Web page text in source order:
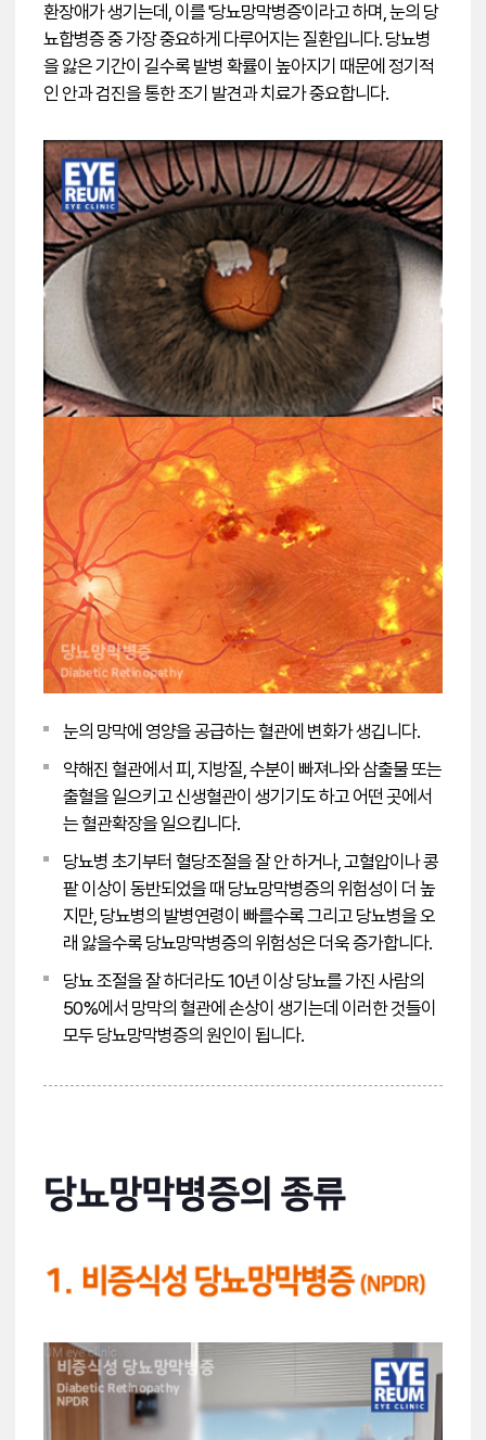
환장애가 생기는데, 이를 '당뇨망막병증'이라고 하며, 눈의 당
뇨합병증 중 가장 중요하게 다루어지는 질환입니다. 당뇨병
을 앓은 기간이 길수록 발병 확률이 높아지기 때문에 정기적
인 안과 검진을 통한 조기 발견과 치료가 중요합니다.
눈의 망막에 영양을 공급하는 혈관에 변화가 생깁니다.
약해진 혈관에서 피, 지방질, 수분이 빠져나와 삼출물 또는
출혈을 일으키고 신생혈관이 생기기도 하고 어떤 곳에서
는 혈관확장을 일으킵니다.
당뇨병 초기부터 혈당조절을 잘 안 하거나, 고혈압이나 콩
팥 이상이 동반되었을 때 당뇨망막병증의 위험성이 더 높
지만, 당뇨병의 발병연령이 빠를수록 그리고 당뇨병을 오
래 앓을수록 당뇨망막병증의 위험성은 더욱 증가합니다.
당뇨 조절을 잘 하더라도 10년 이상 당뇨를 가진 사람의
50%에서 망막의 혈관에 손상이 생기는데 이러한 것들이
모두 당뇨망막병증의 원인이 됩니다.